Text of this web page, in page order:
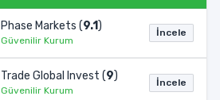
Phase Markets (9.1)
Güvenilir Kurum
İncele
Trade Global Invest (9)
Güvenilir Kurum
İncele